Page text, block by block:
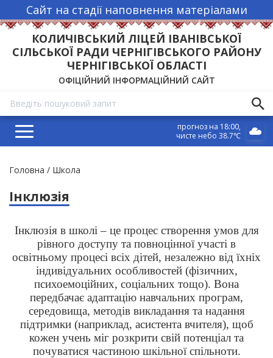
Сайт на стадії наповнення матеріалами
КОЛИЧІВСЬКИЙ ЛІЦЕЙ ІВАНІВСЬКОЇ
СІЛЬСЬКОЇ РАДИ ЧЕРНІГІВСЬКОГО РАЙОНУ
ЧЕРНІГІВСЬКОЇ ОБЛАСТІ
ОФІЦІЙНИЙ ІНФОРМАЦІЙНИЙ САЙТ
прогноз на 18:00
чисте небо 38.7℃
Рядок
навіґації
Головна Школа
Інклюзія
Інклюзія в школі – це процес створення умов для
рівного доступу та повноцінної участі в
освітньому процесі всіх дітей, незалежно від їхніх
індивідуальних особливостей (фізичних,
психоемоційних, соціальних тощо). Вона
передбачає адаптацію навчальних програм,
середовища, методів викладання та надання
підтримки (наприклад, асистента вчителя), щоб
кожен учень міг розкрити свій потенціал та
почуватися частиною шкільної спільноти.